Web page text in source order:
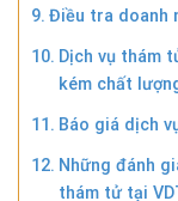
Điều tra doanh
Dịch vụ thám
kém chất
Báo giá dịch
Những đánh
thám tử tại